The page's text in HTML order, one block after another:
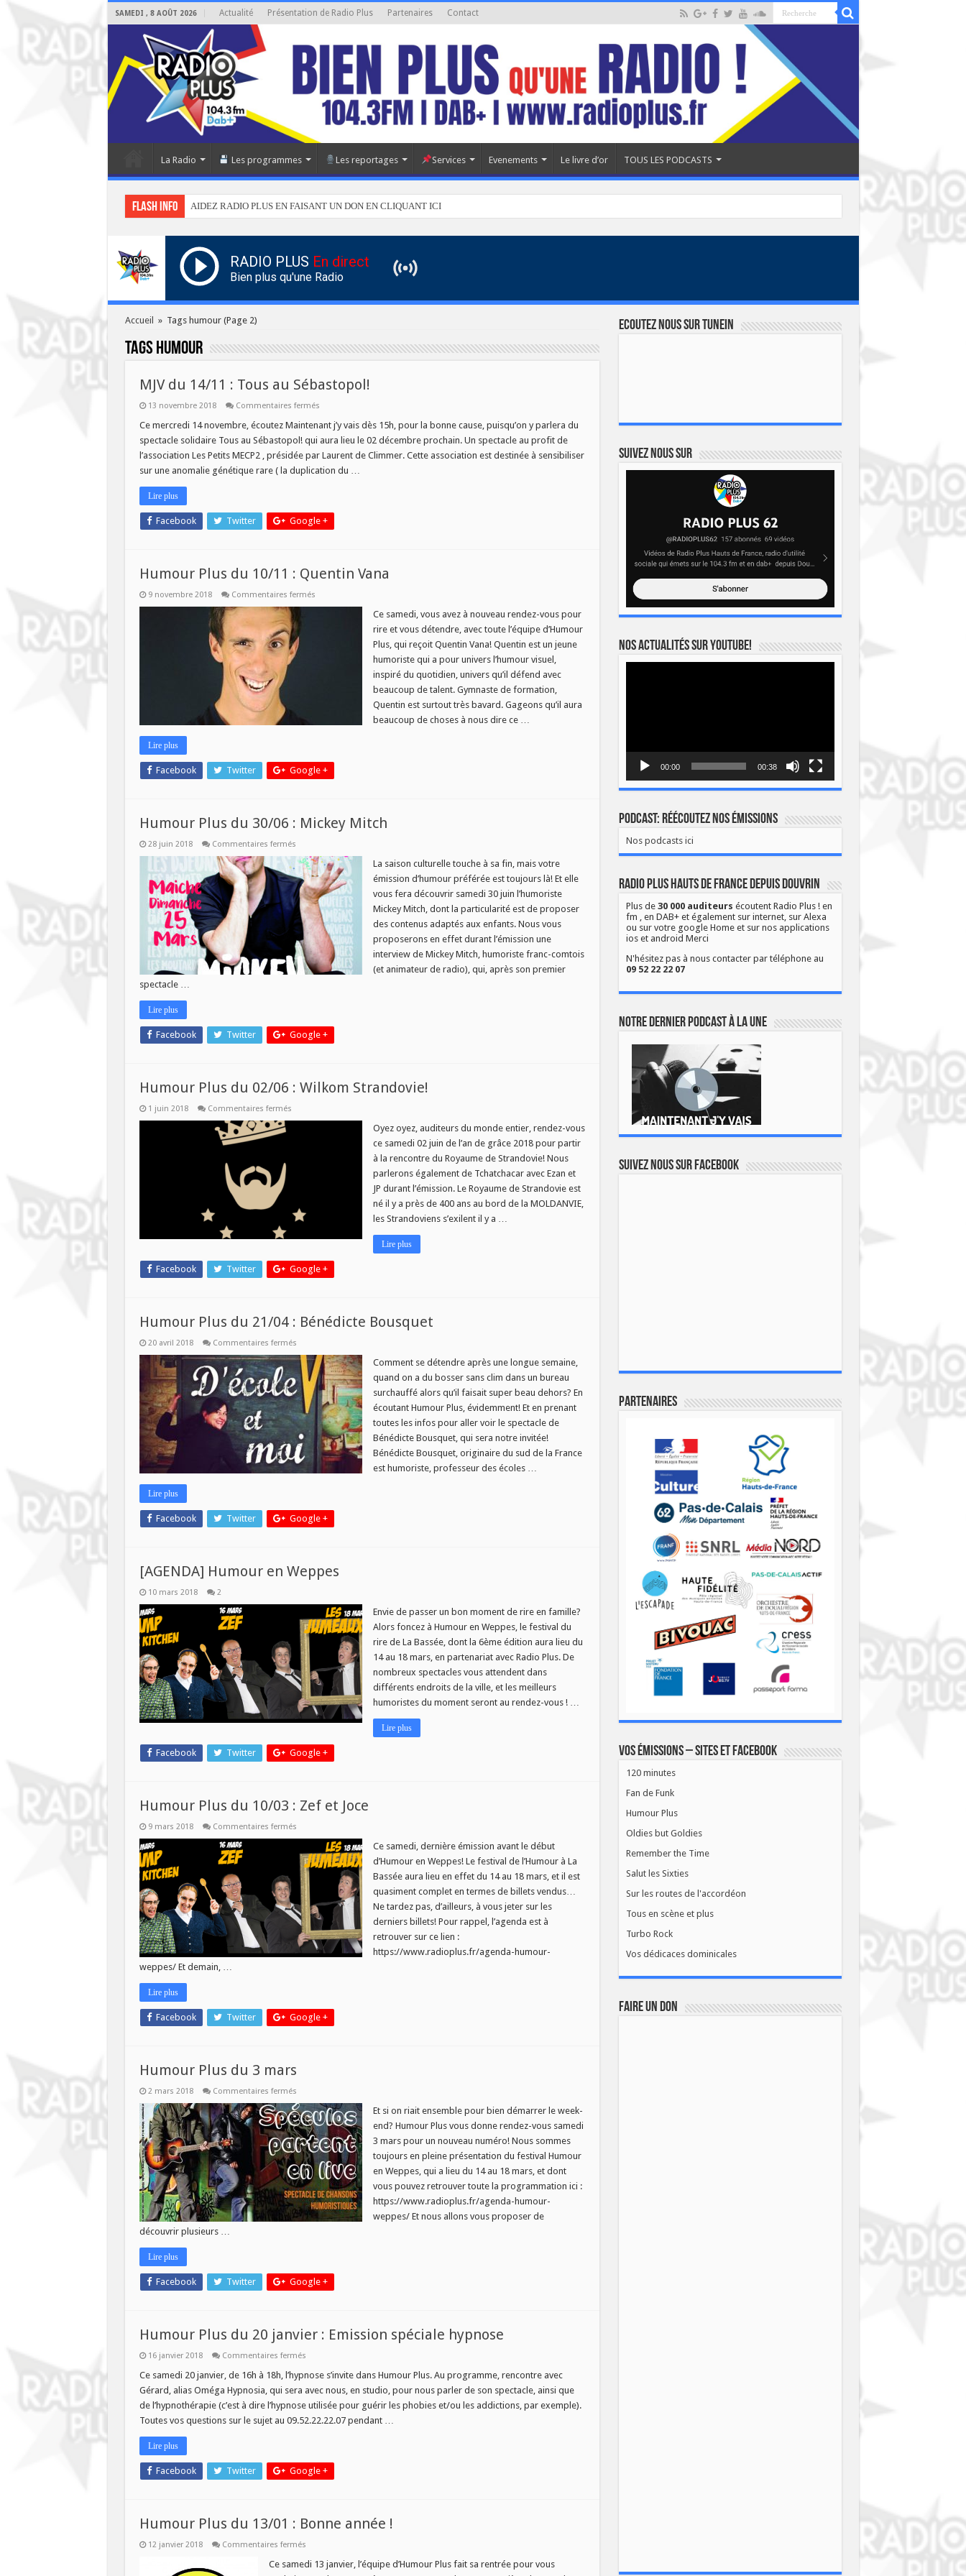
SAMEDI , 8 AOÛT 2026 Actualité Présentation de Radio Plus Partenaires Contact
La Radio Les programmes Les reportages Services Evenements Le livre d’or TOUS LES PODCASTS
Flash info AIDEZ RADIO PLUS EN FAISANT UN DON EN CLIQUANT ICI
RADIO PLUS En direct
Bien plus qu'une Radio
Accueil » Tags humour(Page 2)
Tags humour
MJV du 14/11 : Tous au Sébastopol!
13 novembre 2018 Commentaires ferméssur
du
14/11
:
Tous
au
Sébastopol!
Ce mercredi 14 novembre, écoutez Maintenant j’y vais dès 15h, pour la bonne cause, puisqu’on y parlera du
spectacle solidaire Tous au Sébastopol! qui aura lieu le 02 décembre prochain. Un spectacle au profit de
l’association Les Petits MECP2 , présidée par Laurent de Climmer. Cette association est destinée à sensibiliser
sur une anomalie génétique rare ( la duplication du …
Lire plus
Facebook Twitter Google +
Humour Plus du 10/11 : Quentin Vana
9 novembre 2018 Commentaires ferméssur
Ce samedi, vous avez à nouveau rendez-vous pour
rire et vous détendre, avec toute l’équipe d’Humour
Plus, qui reçoit Quentin Vana! Quentin est un jeune
humoriste qui a pour univers l’humour visuel,
inspiré du quotidien, univers qu’il défend avec
beaucoup de talent. Gymnaste de formation,
Quentin est surtout très bavard. Gageons qu’il aura
beaucoup de choses à nous dire ce …
Lire plus
Facebook Twitter Google +
Humour Plus du 30/06 : Mickey Mitch
28 juin 2018 Commentaires ferméssur
Plus
du
30/06
:
Mickey
Mitch
La saison culturelle touche à sa fin, mais votre
émission d’humour préférée est toujours là! Et elle
vous fera découvrir samedi 30 juin l’humoriste
Mickey Mitch, dont la particularité est de proposer
des contenus adaptés aux enfants. Nous vous
proposerons en effet durant l’émission une
interview de Mickey Mitch, humoriste franc-comtois
(et animateur de radio), qui, après son premier
spectacle …
Lire plus
Facebook Twitter Google +
Humour Plus du 02/06 : Wilkom Strandovie!
1 juin 2018 Commentaires ferméssur
Oyez oyez, auditeurs du monde entier, rendez-vous
ce samedi 02 juin de l’an de grâce 2018 pour partir
à la rencontre du Royaume de Strandovie! Nous
parlerons également de Tchatchacar avec Ezan et
JP durant l’émission. Le Royaume de Strandovie est
né il y a près de 400 ans au bord de la MOLDANVIE,
les Strandoviens s’exilent il y a …
Lire plus
Facebook Twitter Google +
Humour Plus du 21/04 : Bénédicte Bousquet
20 avril 2018 Commentaires ferméssur
Plus
du
21/04
:
Bénédicte
Bousquet
Comment se détendre après une longue semaine,
quand on a du bosser sans clim dans un bureau
surchauffé alors qu’il faisait super beau dehors? En
écoutant Humour Plus, évidemment! Et en prenant
toutes les infos pour aller voir le spectacle de
Bénédicte Bousquet, qui sera notre invitée!
Bénédicte Bousquet, originaire du sud de la France
est humoriste, professeur des écoles …
Lire plus
Facebook Twitter Google +
[AGENDA] Humour en Weppes
10 mars 2018 2
Envie de passer un bon moment de rire en famille?
Alors foncez à Humour en Weppes, le festival du
rire de La Bassée, dont la 6ème édition aura lieu du
14 au 18 mars, en partenariat avec Radio Plus. De
nombreux spectacles vous attendent dans
différents endroits de la ville, et les meilleurs
humoristes du moment seront au rendez-vous ! …
Lire plus
Facebook Twitter Google +
Humour Plus du 10/03 : Zef et Joce
9 mars 2018 Commentaires ferméssur
du
10/03
Zef
et
Joce
Ce samedi, dernière émission avant le début
d’Humour en Weppes! Le festival de l’Humour à La
Bassée aura lieu en effet du 14 au 18 mars, et il est
quasiment complet en termes de billets vendus…
Ne tardez pas, d’ailleurs, à vous jeter sur les
derniers billets! Pour rappel, l’agenda est à
retrouver sur ce lien :
https://www.radioplus.fr/agenda-humour-
weppes/ Et demain, …
Lire plus
Facebook Twitter Google +
Humour Plus du 3 mars
2 mars 2018 Commentaires ferméssur
Plus
du
3
mars
Et si on riait ensemble pour bien démarrer le week-
end? Humour Plus vous donne rendez-vous samedi
3 mars pour un nouveau numéro! Nous sommes
toujours en pleine présentation du festival Humour
en Weppes, qui a lieu du 14 au 18 mars, et dont
vous pouvez retrouver toute la programmation ici :
https://www.radioplus.fr/agenda-humour-
weppes/ Et nous allons vous proposer de
découvrir plusieurs …
Lire plus
Facebook Twitter Google +
Humour Plus du 20 janvier : Emission spéciale hypnose
16 janvier 2018 Commentaires ferméssur
Plus
20
janvier
:
Emission
Ce samedi 20 janvier, de 16h à 18h, l’hypnose s’invite dans Humour Plus. Au programme, rencontre avec
Gérard, alias Oméga Hypnosia, qui sera avec nous, en studio, pour nous parler de son spectacle, ainsi que
de l’hypnothérapie (c’est à dire l’hypnose utilisée pour guérir les phobies et/ou les addictions, par exemple).
Toutes vos questions sur le sujet au 09.52.22.22.07 pendant …
Lire plus
Facebook Twitter Google +
Humour Plus du 13/01 : Bonne année !
12 janvier 2018 Commentaires ferméssur
Plus
Ce samedi 13 janvier, l’équipe d’Humour Plus fait sa rentrée pour vous
Ecoutez nous sur TuneIn
Suivez nous sur
Nos actualités sur YOUTUBE!
00:00 00:38
Podcast: Réécoutez nos émissions
Nos podcasts ici
Radio Plus Hauts de France depuis Douvrin
Plus de 30 000 auditeurs écoutent Radio Plus ! en
fm , en DAB+ et également sur internet, sur Alexa
ou sur votre google Home et sur nos applications
ios et android Merci
N'hésitez pas à nous contacter par téléphone au
09 52 22 22 07
Notre dernier podcast à la une
Suivez nous sur Facebook
Partenaires
Vos émissions – Sites et Facebook
120 minutes
Fan de Funk
Humour Plus
Oldies but Goldies
Remember the Time
Salut les Sixties
Sur les routes de l'accordéon
Tous en scène et plus
Turbo Rock
Vos dédicaces dominicales
FAIRE UN DON